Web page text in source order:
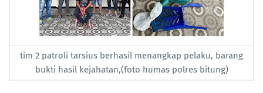
tim 2 patroli tarsius berhasil menangkap pelaku, barang
bukti hasil kejahatan,(foto humas polres bitung)